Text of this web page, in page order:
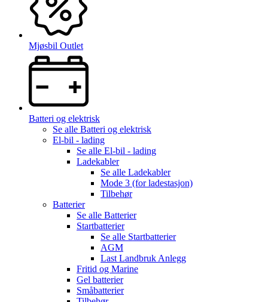
Mjøsbil Outlet
Batteri og elektrisk
Se alle Batteri og elektrisk
El-bil - lading
Se alle El-bil - lading
Ladekabler
Se alle Ladekabler
Mode 3 (for ladestasjon)
Tilbehør
Batterier
Se alle Batterier
Startbatterier
Se alle Startbatterier
AGM
Last Landbruk Anlegg
Fritid og Marine
Gel batterier
Småbatterier